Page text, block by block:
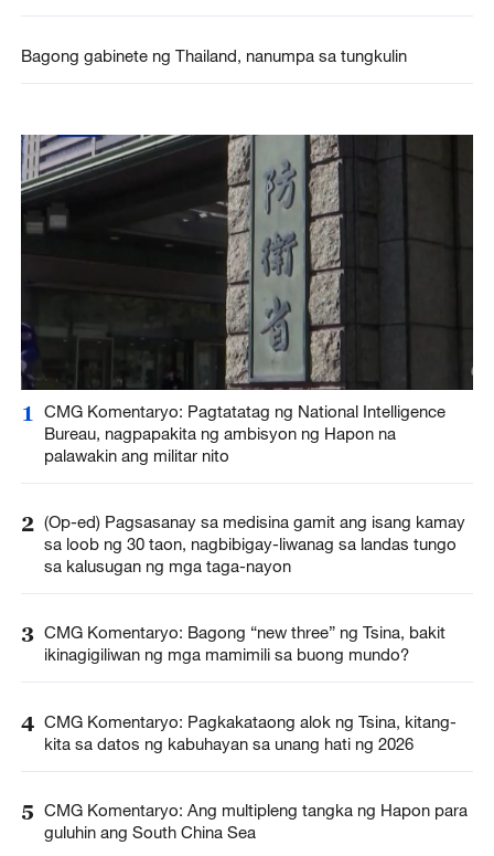
Bagong gabinete ng Thailand, nanumpa sa tungkulin
1
CMG Komentaryo: Pagtatatag ng National Intelligence
Bureau, nagpapakita ng ambisyon ng Hapon na
palawakin ang militar nito
2 (Op-ed) Pagsasanay sa medisina gamit ang isang kamay
sa loob ng 30 taon, nagbibigay-liwanag sa landas tungo
sa kalusugan ng mga taga-nayon
3 CMG Komentaryo: Bagong “new three” ng Tsina, bakit
ikinagigiliwan ng mga mamimili sa buong mundo?
4 CMG Komentaryo: Pagkakataong alok ng Tsina, kitang-
kita sa datos ng kabuhayan sa unang hati ng 2026
5 CMG Komentaryo: Ang multipleng tangka ng Hapon para
guluhin ang South China Sea